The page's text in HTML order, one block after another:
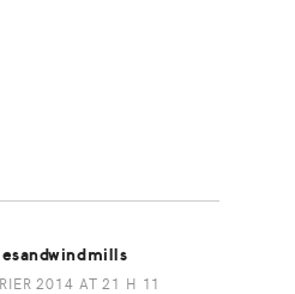
2014 AT 21 H 11